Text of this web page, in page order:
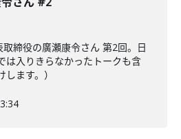
締役の廣瀬康令さん 第2回。日
は入りきらなかったトークも含
ます。）